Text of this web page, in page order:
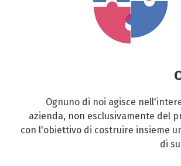
Ognuno di noi agisce
azienda, non esclusivamente del
con l'obiettivo di costruire insieme
di